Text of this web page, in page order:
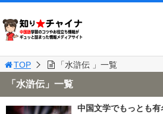
TOP 「水滸伝 」一覧
「水滸伝」一覧
中国文学でもっとも有